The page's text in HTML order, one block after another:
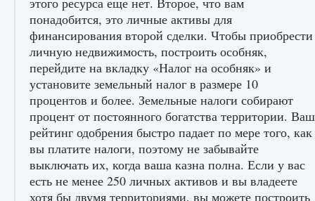
Как разблокировать чертеж счастливого
оружия в MW3 и Warzone
9 августа 2024